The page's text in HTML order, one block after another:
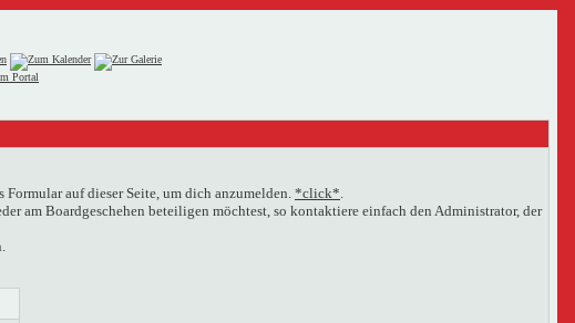
auf dieser Seite, um dich anzumelden. *click*.
am Boardgeschehen beteiligen möchtest, so kontaktiere einfach den Administrator, der